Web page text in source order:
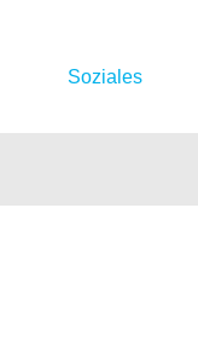
Soziales